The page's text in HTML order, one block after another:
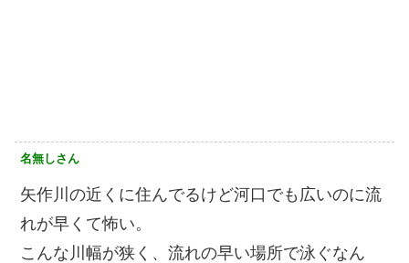
名無しさん
矢作川の近くに住んでるけど河口でも広いのに流
れが早くて怖い。
こんな川幅が狭く、流れの早い場所で泳ぐなん